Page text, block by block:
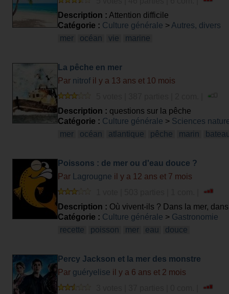
Description : Attention difficile
Catégorie : Culture générale > Autres, divers
mer
océan vie marine
La pêche en mer
Par nitrof il y a 13 ans et 10 mois
Description : questions sur la pêche
Catégorie : Culture générale > Sciences
mer
océan atlantique pêche marin
Poissons : de mer ou d'eau douce ?
Par
Lagrougne il y a 12 ans et 7 mois
Description : Où vivent-ils ? Dans la mer,
Catégorie : Culture générale > Gastronomie
recette
poisson mer eau douce
Percy Jackson et la mer des monstre
Par guéryelise il y a 6 ans et 2 mois